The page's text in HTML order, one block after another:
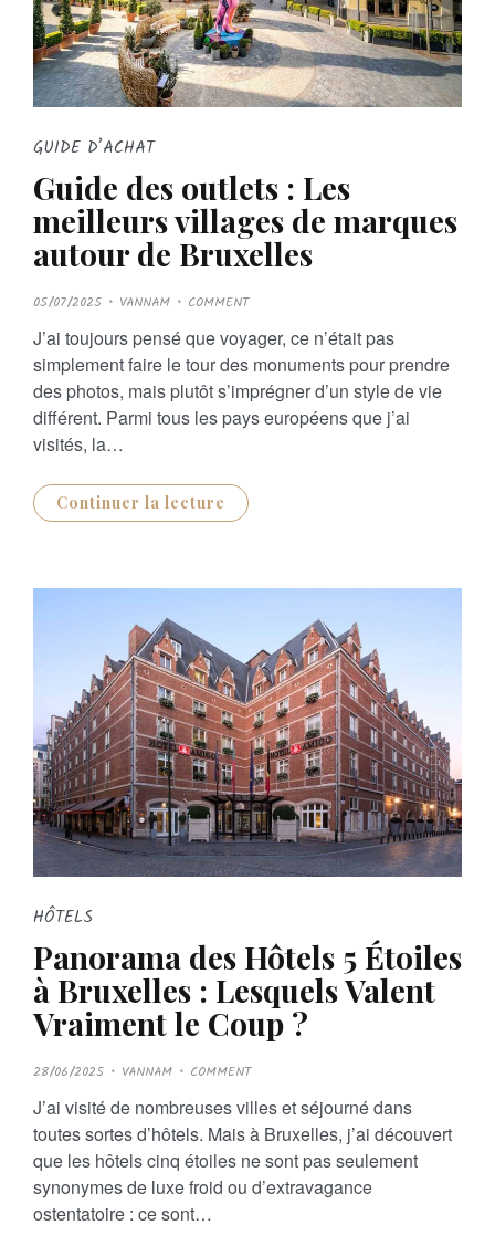
GUIDE D’ACHAT
Guide des outlets : Les
meilleurs villages de marques
autour de Bruxelles
P
O
T
E
D
O
N
05/07/2025 VANNAM COMMENT
J’ai toujours pensé que voyager, ce n’était pas
simplement faire le tour des monuments pour prendre
des photos, mais plutôt s’imprégner d’un style de vie
différent. Parmi tous les pays européens que j’ai
visités, la…
Continuer la lecture
HÔTELS
Panorama des Hôtels 5 Étoiles
à Bruxelles : Lesquels Valent
Vraiment le Coup ?
P
O
T
E
D
O
N
28/06/2025 VANNAM COMMENT
J’ai visité de nombreuses villes et séjourné dans
toutes sortes d’hôtels. Mais à Bruxelles, j’ai découvert
que les hôtels cinq étoiles ne sont pas seulement
synonymes de luxe froid ou d’extravagance
ostentatoire : ce sont…